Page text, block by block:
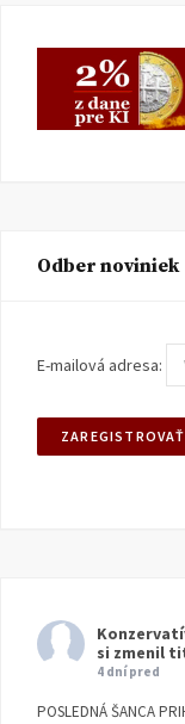
Odber noviniek
E-mailová adresa:
si zmenil
4 dní pred
POSLEDNÁ ŠANCA